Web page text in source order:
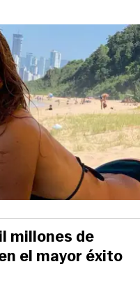
millones de
el mayor éxito